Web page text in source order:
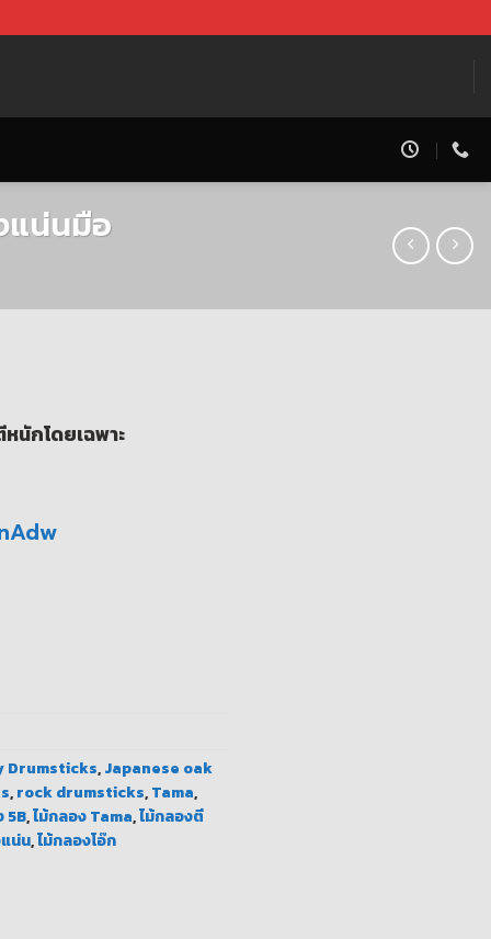
แน่นมือ
นักโดยเฉพาะ
Drumsticks, Japanese oak
, rock drumsticks, Tama,
5B,ไม้กลอง Tama,ไม้กลองตี
น่น,ไม้กลองโอ๊ก